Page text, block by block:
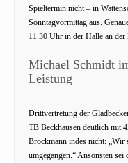
Spieltermin nicht – in
Sonntagvormittag aus.
11.30 Uhr in der Halle an der
Michael Schmidt
Leistung
Drittvertretung der
TB Beckhausen deutlich mit
Brockmann indes nicht: „Wir
umgegangen.“ Ansonsten